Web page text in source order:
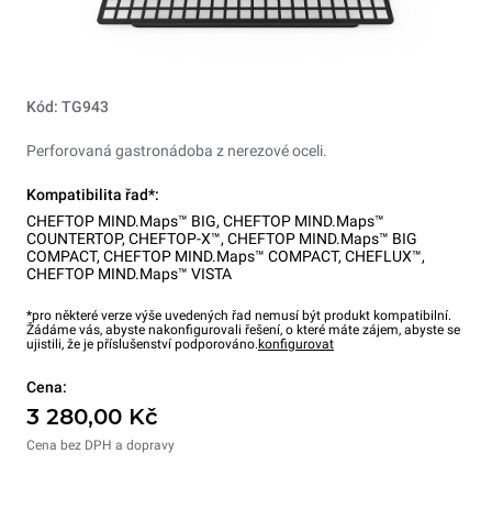
Kód: TG943
Perforovaná gastronádoba z nerezové oceli.
Kompatibilita řad*:
CHEFTOP MIND.Maps™ BIG, CHEFTOP MIND.Maps™
COUNTERTOP, CHEFTOP-X™, CHEFTOP MIND.Maps™ BIG
COMPACT, CHEFTOP MIND.Maps™ COMPACT, CHEFLUX™,
CHEFTOP MIND.Maps™ VISTA
*pro některé verze výše uvedených řad nemusí být produkt kompatibilní.
Žádáme vás, abyste nakonfigurovali řešení, o které máte zájem, abyste se
ujistili, že je příslušenství podporováno.konfigurovat
Cena:
3 280,00 Kč
Cena bez DPH a dopravy